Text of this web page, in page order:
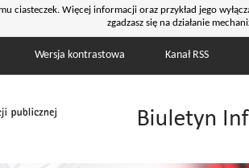
ciasteczek. Więcej informacji oraz przykład jego
zgadzasz się na działanie
Wersja kontrastowa Kanał RSS